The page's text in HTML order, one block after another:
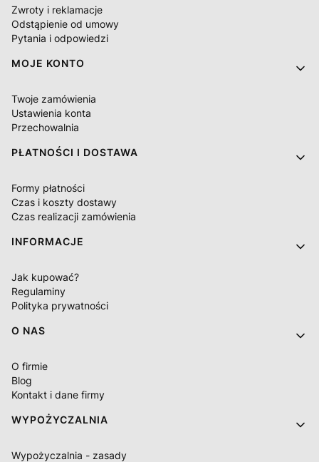
Zwroty i reklamacje
Odstąpienie od umowy
Pytania i odpowiedzi
MOJE KONTO
Twoje zamówienia
Ustawienia konta
Przechowalnia
PŁATNOŚCI I DOSTAWA
Formy płatności
Czas i koszty dostawy
Czas realizacji zamówienia
INFORMACJE
Jak kupować?
Regulaminy
Polityka prywatności
O NAS
O firmie
Blog
Kontakt i dane firmy
WYPOŻYCZALNIA
Wypożyczalnia - zasady